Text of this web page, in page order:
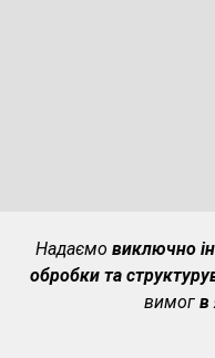
Надаємо виключно
обробки та
вимог в